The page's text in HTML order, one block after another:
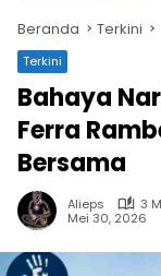
Beranda Terkini
Terkini
Bahaya
Ferra
Bersama
Alieps
3
Mei 30, 2026